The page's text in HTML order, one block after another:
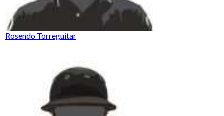
Rosendo Torreguitar